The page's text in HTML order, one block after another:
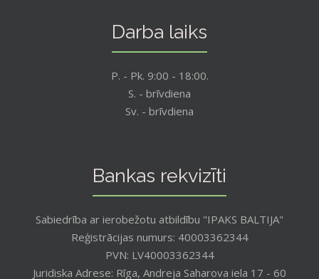
Darba laiks
P. - Pk. 9:00 - 18:00.
S. - brīvdiena
Sv. - brīvdiena
Bankas rekvizīti
Sabiedrība ar ierobežotu atbildību "IPAKS BALTIJA"
Reģistrācijas numurs: 40003362344
PVN: LV40003362344
Juridiska Adrese: Rīga, Andreja Saharova iela 17 - 60